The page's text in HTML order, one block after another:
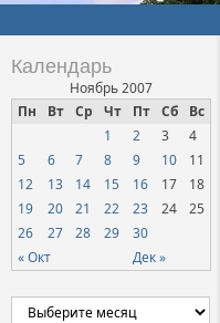
Календарь
Ноябрь 2007
Пн
Вт Ср Чт Пт Сб Вс
« Окт Дек »
1 2 3
4
5
6 7 8 9 10
11
12
13 14 15 16 17
18
19
20 21 22 23 24
25
26
27 28 29 30